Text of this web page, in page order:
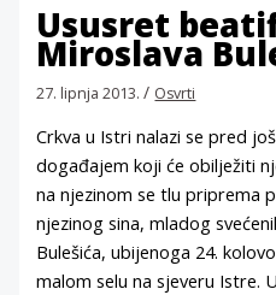
Ususret
Miroslava
27. lipnja 2013./ Osvrti
Crkva u Istri nalazi se pred
događajem koji će obilježiti
na njezinom se tlu priprema
njezinog sina, mladog
Bulešića, ubijenoga 24.
malom selu na sjeveru Istre.